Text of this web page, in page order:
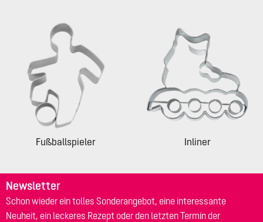
Fußballspieler Inliner
Newsletter
Schon wieder ein tolles Sonderangebot, eine interessante
Neuheit, ein leckeres Rezept oder den letzten Termin der